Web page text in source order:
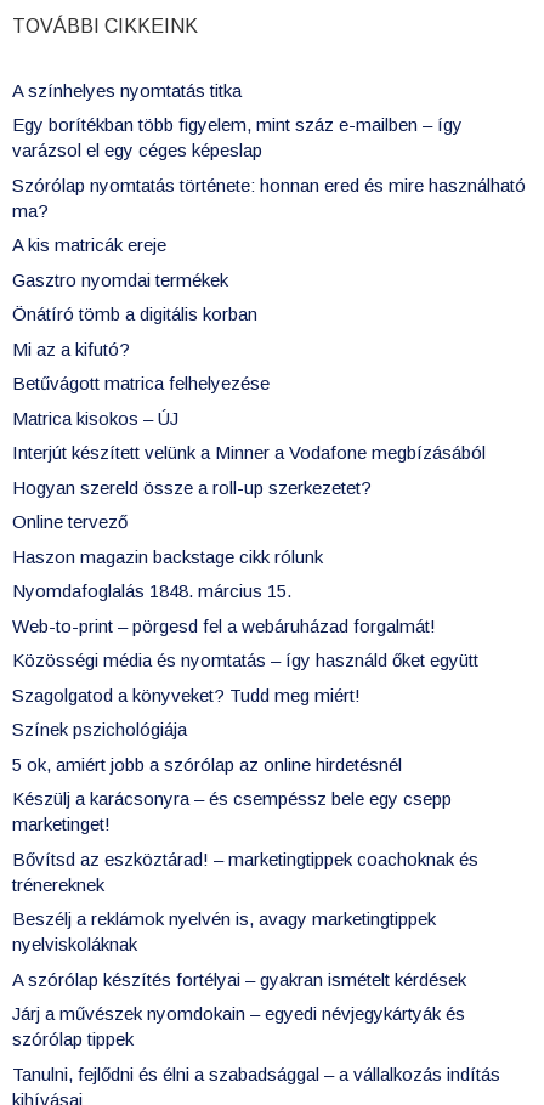
TOVÁBBI CIKKEINK
A színhelyes nyomtatás titka
Egy borítékban több figyelem, mint száz e-mailben – így
varázsol el egy céges képeslap
Szórólap nyomtatás története: honnan ered és mire használható
ma?
A kis matricák ereje
Gasztro nyomdai termékek
Önátíró tömb a digitális korban
Mi az a kifutó?
Betűvágott matrica felhelyezése
Matrica kisokos – ÚJ
Interjút készített velünk a Minner a Vodafone megbízásából
Hogyan szereld össze a roll-up szerkezetet?
Online tervező
Haszon magazin backstage cikk rólunk
Nyomdafoglalás 1848. március 15.
Web-to-print – pörgesd fel a webáruházad forgalmát!
Közösségi média és nyomtatás – így használd őket együtt
Szagolgatod a könyveket? Tudd meg miért!
Színek pszichológiája
5 ok, amiért jobb a szórólap az online hirdetésnél
Készülj a karácsonyra – és csempéssz bele egy csepp
marketinget!
Bővítsd az eszköztárad! – marketingtippek coachoknak és
trénereknek
Beszélj a reklámok nyelvén is, avagy marketingtippek
nyelviskoláknak
A szórólap készítés fortélyai – gyakran ismételt kérdések
Járj a művészek nyomdokain – egyedi névjegykártyák és
szórólap tippek
Tanulni, fejlődni és élni a szabadsággal – a vállalkozás indítás
kihívásai